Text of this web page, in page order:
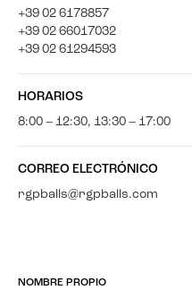
+39 02 6178857
+39 02 66017032
+39 02 61294593
HORARIOS
8:00 – 12:30, 13:30 – 17:00
CORREO ELECTRÓNICO
rgpballs@rgpballs.com
NOMBRE PROPIO